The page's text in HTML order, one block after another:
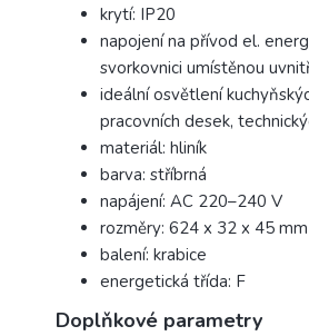
krytí: IP20
napojení na přívod el.
svorkovnici umístěnou
ideální osvětlení
pracovních desek,
materiál: hliník
barva: stříbrná
napájení: AC 220–240 V
rozměry: 624 x 32 x 45 mm
balení: krabice
energetická třída: F
Doplňkové parametry